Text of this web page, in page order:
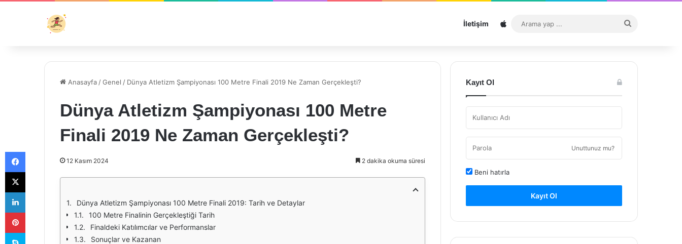
İletişim Sitemap
...
Anasayfa /Genel / Dünya Atletizm Şampiyonası 100 Metre Finali 2019 Ne Zaman Gerçekleşti?
Dünya Atletizm Şampiyonası 100 Metre
Finali 2019 Ne Zaman Gerçekleşti?
12 Kasım 2024 2 dakika okuma süresi
Dünya Atletizm Şampiyonası 100 Metre Finali 2019: Tarih ve Detaylar
100 Metre Finalinin Gerçekleştiği Tarih
Finaldeki Katılımcılar ve Performanslar
Sonuçlar ve Kazanan
Kayıt Ol
Unuttunuz mu?
Beni hatırla
Kayıt Ol
Facebook
X
LinkedIn
Pinterest
Skype